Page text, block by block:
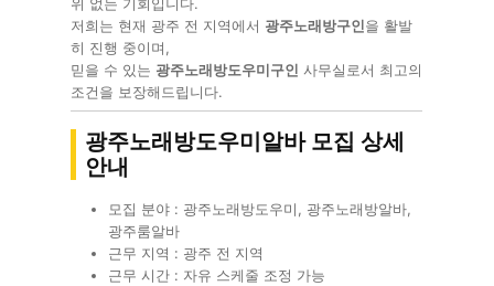
저희는 현재 광주 전 지역에서 광주노래방구인을 활발
히 진행 중이며,
믿을 수 있는 광주노래방도우미구인 사무실로서 최고의
조건을 보장해드립니다.
광주노래방도우미알바 모집 상세
안내
모집 분야 : 광주노래방도우미, 광주노래방알바,
광주룸알바
근무 지역 : 광주 전 지역
근무 시간 : 자유 스케줄 조정 가능